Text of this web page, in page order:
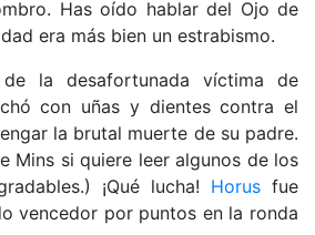
Has oído hablar del Ojo de
era más bien un estrabismo.
la desafortunada víctima de
con uñas y dientes contra el
la brutal muerte de su padre.
Mins si quiere leer algunos de los
¡Qué lucha! Horus fue
vencedor por puntos en la ronda